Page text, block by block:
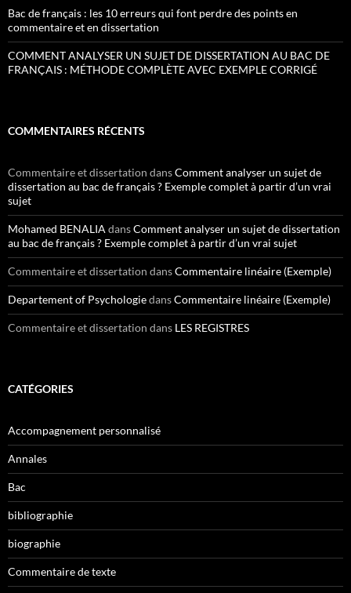
Bac de français : les 10 erreurs qui font perdre des points en
commentaire et en dissertation
COMMENT ANALYSER UN SUJET DE DISSERTATION AU BAC DE
FRANÇAIS : MÉTHODE COMPLÈTE AVEC EXEMPLE CORRIGÉ
COMMENTAIRES RÉCENTS
Commentaire et dissertation dansComment analyser un sujet de
dissertation au bac de français ? Exemple complet à partir d’un vrai
sujet
Mohamed BENALIA dansComment analyser un sujet de dissertation
au bac de français ? Exemple complet à partir d’un vrai sujet
Commentaire et dissertation dansCommentaire linéaire (Exemple)
Departement of PsychologiedansCommentaire linéaire (Exemple)
Commentaire et dissertation dans LES REGISTRES
CATÉGORIES
Accompagnement personnalisé
Annales
Bac
bibliographie
biographie
Commentaire de texte